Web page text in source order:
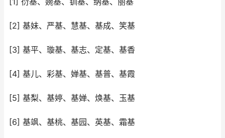
[2] 基妹、严基、慧基、基成、笑基
[3] 基平、璇基、基志、定基、基香
[4] 基儿、彩基、婵基、基普、基霞
[5] 基梨、基婷、基婵、焕基、玉基
[6] 基飒、基桃、基园、英基、霜基